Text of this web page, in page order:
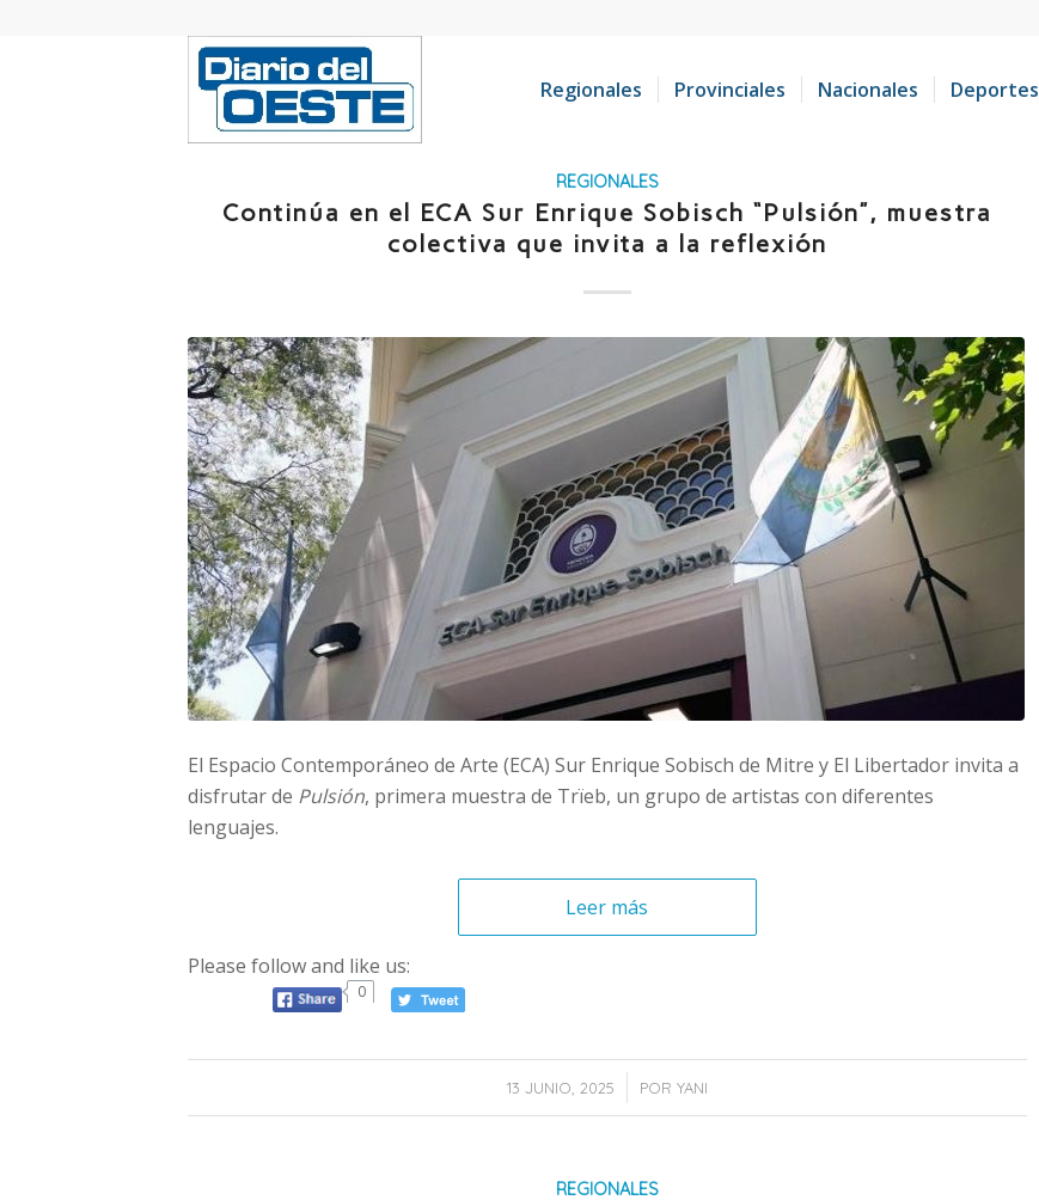
Regionales Provinciales Nacionales Deportes
REGIONALES
Continúa en el ECA Sur Enrique Sobisch “Pulsión”, muestra
colectiva que invita a la reflexión
El Espacio Contemporáneo de Arte (ECA) Sur Enrique Sobisch de Mitre y El Libertador invita a
disfrutar de Pulsión, primera muestra de Trïeb, un grupo de artistas con diferentes
lenguajes.
Leer más
Please follow and like us:
0
13 JUNIO, 2025
/ POR YANI
REGIONALES